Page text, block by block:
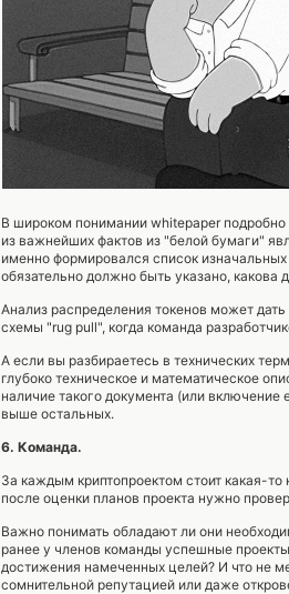
В широком понимании whitepaper
из важнейших фактов из "белой бумаги"
именно формировался список
обязательно должно быть указано, какова
Анализ распределения токенов может
схемы "rug pull", когда команда
А если вы разбираетесь в технических
глубоко техническое и математическое
наличие такого документа (или
выше остальных.
6. Команда.
За каждым криптопроектом стоит какая-
после оценки планов проекта нужно
Важно понимать обладают ли они
ранее у членов команды успешные
достижения намеченных целей? И что не
сомнительной репутацией или даже